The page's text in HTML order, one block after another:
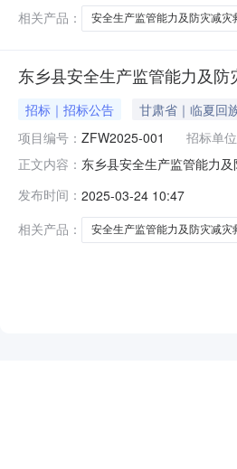
相关产品：
安全生产监管能力及防灾减
东乡县安全生产监管能力及
招标｜招标公告 甘肃省｜临夏回
项目编号： ZFW2025-001 招标单位
正文内容： 东乡县安全生产监管能力
序号标包名称标包编号采
发布时间： 2025-03-24 10:47
相关产品：
安全生产监管能力及防灾减